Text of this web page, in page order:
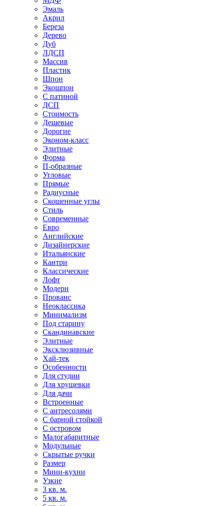
Эмаль
Акрил
Береза
Дерево
Дуб
ЛДСП
Массив
Пластик
Шпон
Экошпон
С патиной
ДСП
Стоимость
Дешевые
Дорогие
Эконом-класс
Элитные
Форма
П-образные
Угловые
Прямые
Радиусные
Скошенные углы
Стиль
Современные
Евро
Английские
Дизайнерские
Итальянские
Кантри
Классические
Лофт
Модерн
Прованс
Неоклассика
Минимализм
Под старину
Скандинавские
Элитные
Эксклюзивные
Хай-тек
Особенности
Для студии
Для хрущевки
Для дачи
Встроенные
С антресолями
С барной стойкой
С островом
Малогабаритные
Модульные
Скрытые ручки
Размер
Мини-кухни
Узкие
3 кв. м.
5 кв. м.